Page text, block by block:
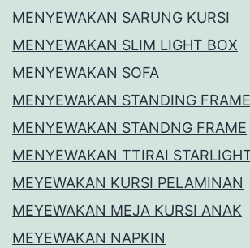
MENYEWAKAN SARUNG KURSI
MENYEWAKAN SLIM LIGHT BOX
MENYEWAKAN SOFA
MENYEWAKAN STANDING
MENYEWAKAN STANDNG FRAME
MENYEWAKAN TTIRAI
MEYEWAKAN KURSI PELAMINAN
MEYEWAKAN MEJA KURSI ANAK
MEYEWAKAN NAPKIN